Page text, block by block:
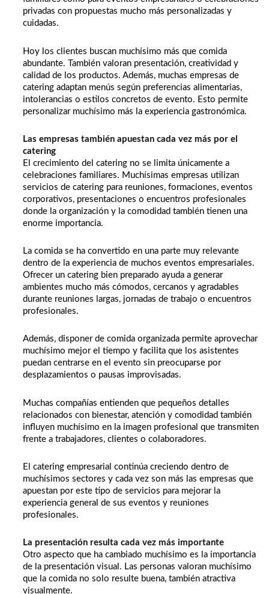
privadas con propuestas mucho más personalizadas y
cuidadas.
Hoy los clientes buscan muchísimo más que comida
abundante. También valoran presentación, creatividad y
calidad de los productos. Además, muchas empresas de
catering adaptan menús según preferencias alimentarias,
intolerancias o estilos concretos de evento. Esto permite
personalizar muchísimo más la experiencia gastronómica.
Las empresas también apuestan cada vez más por el
catering
El crecimiento del catering no se limita únicamente a
celebraciones familiares. Muchísimas empresas utilizan
servicios de catering para reuniones, formaciones, eventos
corporativos, presentaciones o encuentros profesionales
donde la organización y la comodidad también tienen una
enorme importancia.
La comida se ha convertido en una parte muy relevante
dentro de la experiencia de muchos eventos empresariales.
Ofrecer un catering bien preparado ayuda a generar
ambientes mucho más cómodos, cercanos y agradables
durante reuniones largas, jornadas de trabajo o encuentros
profesionales.
Además, disponer de comida organizada permite aprovechar
muchísimo mejor el tiempo y facilita que los asistentes
puedan centrarse en el evento sin preocuparse por
desplazamientos o pausas improvisadas.
Muchas compañías entienden que pequeños detalles
relacionados con bienestar, atención y comodidad también
influyen muchísimo en la imagen profesional que transmiten
frente a trabajadores, clientes o colaboradores.
El catering empresarial continúa creciendo dentro de
muchísimos sectores y cada vez son más las empresas que
apuestan por este tipo de servicios para mejorar la
experiencia general de sus eventos y reuniones
profesionales.
La presentación resulta cada vez más importante
Otro aspecto que ha cambiado muchísimo es la importancia
de la presentación visual. Las personas valoran muchísimo
que la comida no solo resulte buena, también atractiva
visualmente.